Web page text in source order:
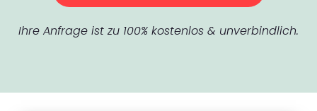
Ihre Anfrage ist zu 100% kostenlos & unverbindlich.